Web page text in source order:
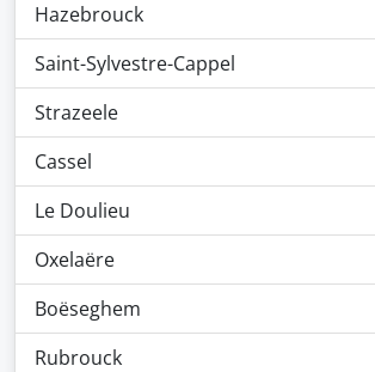
Hazebrouck
Saint-Sylvestre-Cappel
Strazeele
Cassel
Le Doulieu
Oxelaëre
Boëseghem
Rubrouck